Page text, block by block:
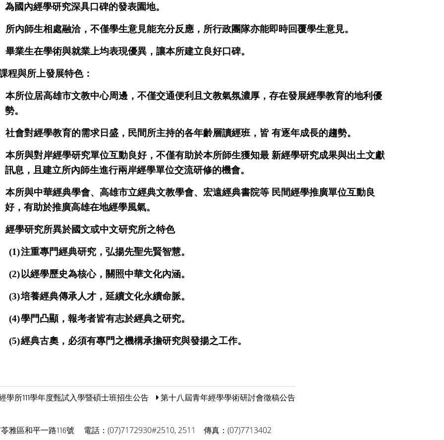
為國內經學研究深具口碑的發表園地。
所內師生相處融洽，不僅學生意見能充分反應，所行政團隊亦能即時回覆學生意見。
畢業生在學術與就業上均表現優異，讓本所建立良好口碑。
程與所上發展特色：
本所位居高雄市文教中心周邊，不僅交通便利且文教氣氛濃厚，存在發展經學教育的地利優
勢。
社會對經學教育的需求日盛，民間所主持的各年齡層讀經班，皆 有逐年成長的趨勢。
本所與對岸經學研究單位互動良好，不僅有助於本所師生獲知最 新經學研究成果與出土文獻
訊息，且建立所內師生進行兩岸經學單位交流研修的機會。
本所與中華經典學會、高雄市立經典文教學會、宏遠經典書院等 民間經學推廣單位互動良
好，有助於推廣高雄在地經學風氣。
經學研究所異於國文或中文研究所之特色
(1)注重專門經典研究，弘揚先聖先賢智慧。
(2) 以經學歷史為核心，關照中華文化內涵。
(3)培養經典傳承人才，延續文化永續命脈。
(4)學門凸顯，報考者皆有志於經典之研究。
(5)經典古奧，必須有專門之機構承擔研究與發揚之工作。
學所111學年度甄試入學暨碩士班招生公告 第十八屆青年經學學術研討會 徵稿公告
雅區和平一路116號 電話：(07)7172930#2510, 2511 傳真：(07)7713402